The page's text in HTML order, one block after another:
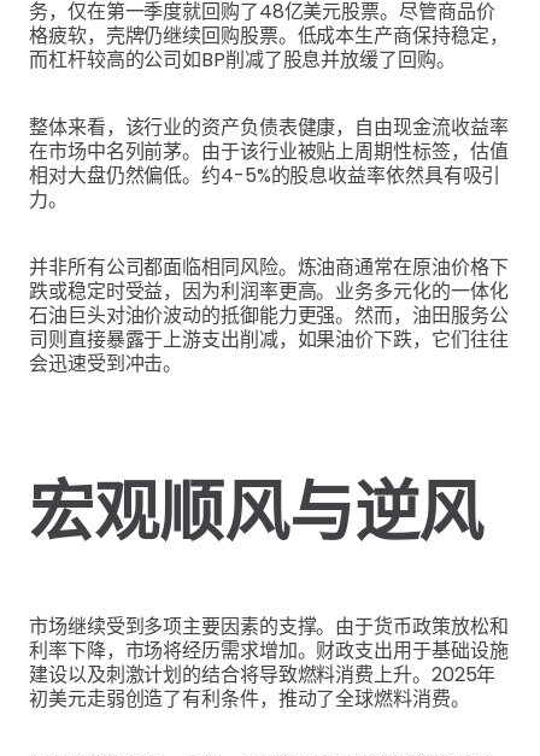
务，仅在第一季度就回购了48亿美元股票。尽管商品价
格疲软，壳牌仍继续回购股票。低成本生产商保持稳定，
而杠杆较高的公司如BP削减了股息并放缓了回购。
整体来看，该行业的资产负债表健康，自由现金流收益率
在市场中名列前茅。由于该行业被贴上周期性标签，估值
相对大盘仍然偏低。约4-5%的股息收益率依然具有吸引
力。
并非所有公司都面临相同风险。炼油商通常在原油价格下
跌或稳定时受益，因为利润率更高。业务多元化的一体化
石油巨头对油价波动的抵御能力更强。然而，油田服务公
司则直接暴露于上游支出削减，如果油价下跌，它们往往
会迅速受到冲击。
宏观顺风与逆风
市场继续受到多项主要因素的支撑。由于货币政策放松和
利率下降，市场将经历需求增加。财政支出用于基础设施
建设以及刺激计划的结合将导致燃料消费上升。2025年
初美元走弱创造了有利条件，推动了全球燃料消费。